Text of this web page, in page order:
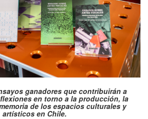
ganadores que contribuirán a
en torno a la producción, la
de los espacios culturales y
artísticos en Chile.